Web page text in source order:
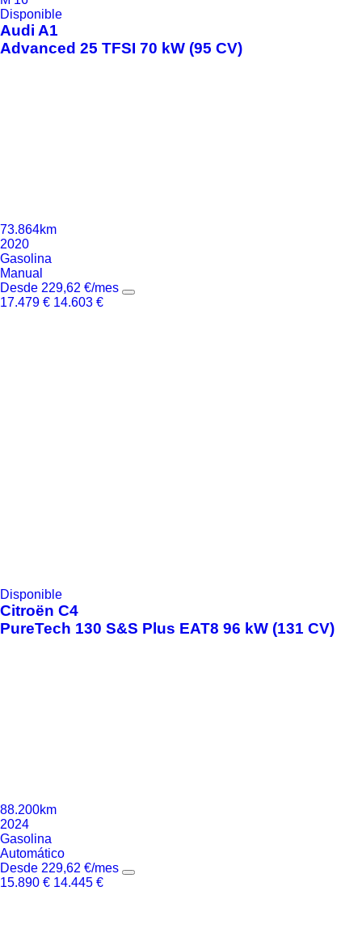
Disponible
Audi A1
Advanced 25 TFSI 70 kW (95 CV)
73.864km
2020
Gasolina
Manual
Desde 229,62 €/mes
17.479 € 14.603 €
Disponible
Citroën C4
PureTech 130 S&S Plus EAT8 96 kW (131 CV)
88.200km
2024
Gasolina
Automático
Desde 229,62 €/mes
15.890 € 14.445 €